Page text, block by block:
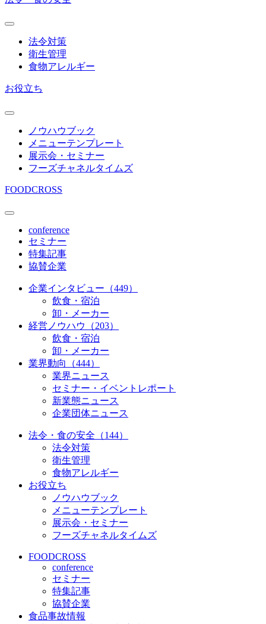
法令対策
衛生管理
食物アレルギー
お役立ち
ノウハウブック
メニューテンプレート
展示会・セミナー
フーズチャネルタイムズ
FOODCROSS
conference
セミナー
特集記事
協賛企業
企業インタビュー（449）
飲食・宿泊
卸・メーカー
経営ノウハウ（203）
飲食・宿泊
卸・メーカー
業界動向（444）
業界ニュース
セミナー・イベントレポート
新業態ニュース
企業団体ニュース
法令・食の安全（144）
法令対策
衛生管理
食物アレルギー
お役立ち
ノウハウブック
メニューテンプレート
展示会・セミナー
フーズチャネルタイムズ
FOODCROSS
conference
セミナー
特集記事
協賛企業
食品事故情報